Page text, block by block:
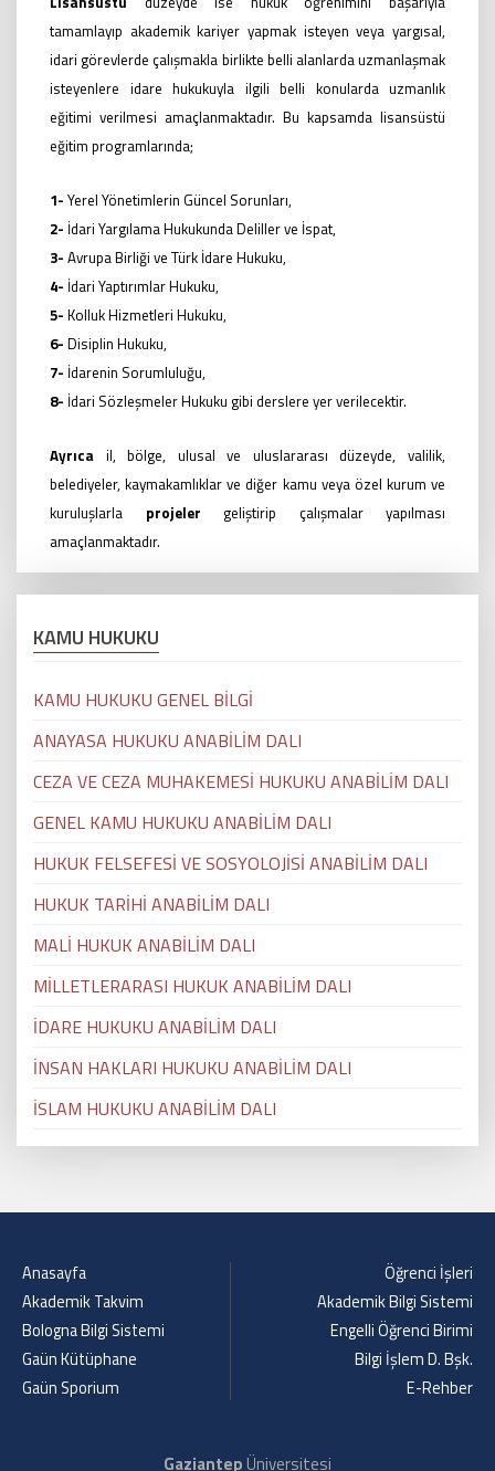
tamamlayıp akademik kariyer yapmak isteyen veya yargısal,
idari görevlerde çalışmakla birlikte belli alanlarda uzmanlaşmak
isteyenlere idare hukukuyla ilgili belli konularda uzmanlık
eğitimi verilmesi amaçlanmaktadır. Bu kapsamda lisansüstü
eğitim programlarında;
1- Yerel Yönetimlerin Güncel Sorunları,
2- İdari Yargılama Hukukunda Deliller ve İspat,
3- Avrupa Birliği ve Türk İdare Hukuku,
4- İdari Yaptırımlar Hukuku,
5- Kolluk Hizmetleri Hukuku,
6- Disiplin Hukuku,
7- İdarenin Sorumluluğu,
8- İdari Sözleşmeler Hukuku gibi derslere yer verilecektir.
Ayrıca il, bölge, ulusal ve uluslararası düzeyde, valilik,
belediyeler, kaymakamlıklar ve diğer kamu veya özel kurum ve
kuruluşlarla projeler geliştirip çalışmalar yapılması
amaçlanmaktadır.
KAMU HUKUKU
KAMU HUKUKU GENEL BİLGİ
ANAYASA HUKUKU ANABİLİM DALI
CEZA VE CEZA MUHAKEMESİ HUKUKU ANABİLİM DALI
GENEL KAMU HUKUKU ANABİLİM DALI
HUKUK FELSEFESİ VE SOSYOLOJİSİ ANABİLİM DALI
HUKUK TARİHİ ANABİLİM DALI
MALİ HUKUK ANABİLİM DALI
MİLLETLERARASI HUKUK ANABİLİM DALI
İDARE HUKUKU ANABİLİM DALI
İNSAN HAKLARI HUKUKU ANABİLİM DALI
İSLAM HUKUKU ANABİLİM DALI
Anasayfa
Akademik Takvim
Bologna Bilgi Sistemi
Gaün Kütüphane
Gaün Sporium
Öğrenci İşleri
Akademik Bilgi Sistemi
Engelli Öğrenci Birimi
Bilgi İşlem D. Bşk.
E-Rehber
GaziantepÜniversitesi